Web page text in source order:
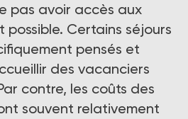
pas avoir accès aux
possible. Certains séjours
pensés et
des vacanciers
contre, les coûts des
souvent relativement